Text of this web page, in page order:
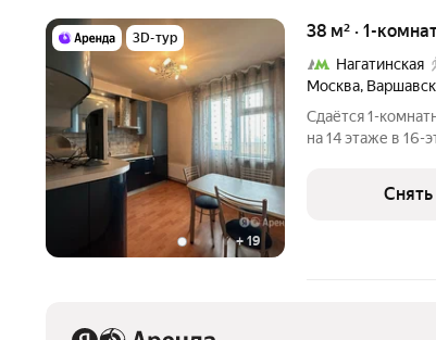
3D-тур
+ 19
38 м² · 1-
Нагатинская
Москва,
Сдаётся 1-
на 14 этаже в 16-
Снять